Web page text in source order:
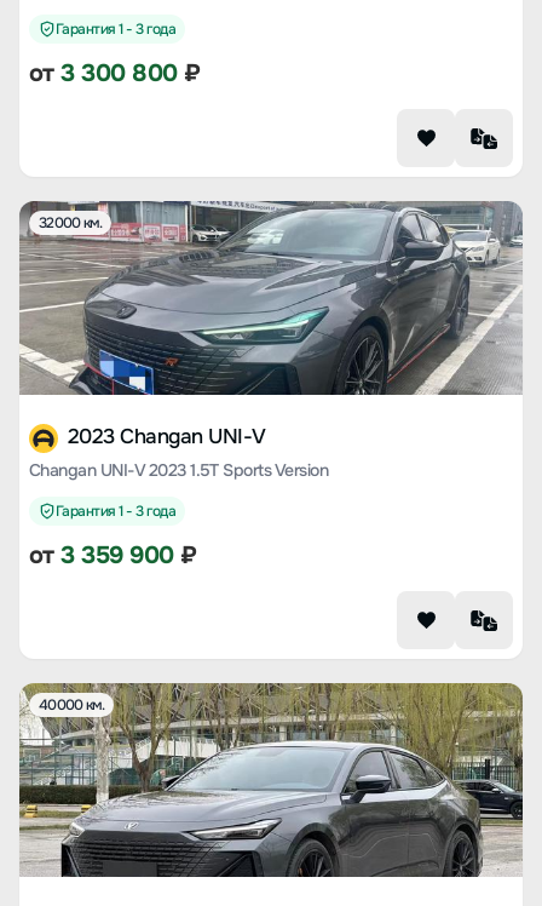
Гарантия 1 - 3 года
от3 300 800₽
32000 км.
2023 Changan UNI-V
Changan UNI-V 2023 1.5T Sports Version
Гарантия 1 - 3 года
от3 359 900₽
40000 км.